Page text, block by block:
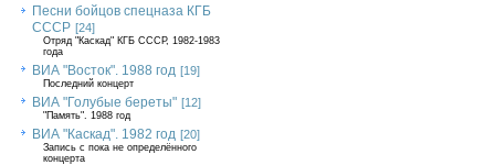
Песни бойцов спецназа КГБ
СССР [24]
Отряд "Каскад" КГБ СССР, 1982-1983
года
ВИА "Восток". 1988 год [19]
Последний концерт
ВИА "Голубые береты" [12]
"Память". 1988 год
ВИА "Каскад". 1982 год [20]
Запись с пока не определённого
концерта